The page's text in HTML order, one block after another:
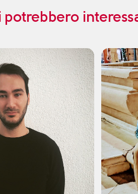
potrebbero